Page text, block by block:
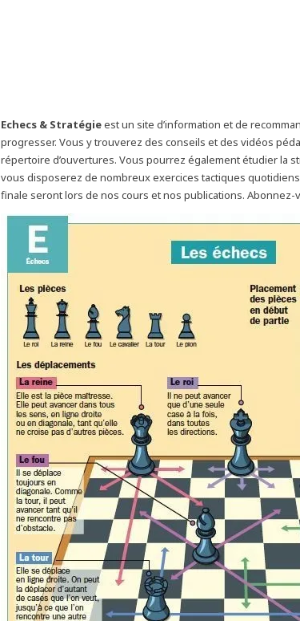
Echecs & Stratégieest un site d’information et de
progresser. Vous y trouverez des conseils et des vidéos
répertoire d’ouvertures. Vous pourrez également étudier la
vous disposerez de nombreux exercices tactiques
finale seront lors de nos cours et nos publications. Abonnez-